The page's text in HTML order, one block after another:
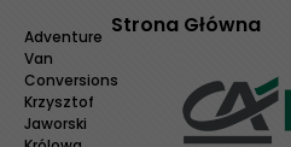
Adventure
Van
Conversions
Krzysztof
Jaworski
Strona Główna